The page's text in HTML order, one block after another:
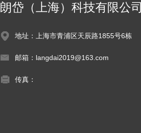
朗岱（上海）科技有限公司
地址：上海市青浦区天辰路1855号6栋
邮箱：langdai2019@163.com
传真：